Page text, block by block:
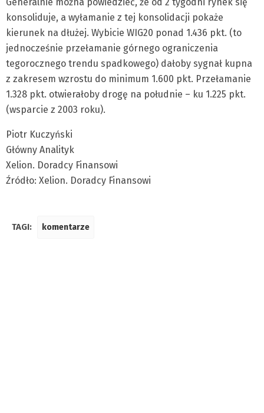
konsoliduje, a wyłamanie z tej konsolidacji pokaże
kierunek na dłużej. Wybicie WIG20 ponad 1.436 pkt. (to
jednocześnie przełamanie górnego ograniczenia
tegorocznego trendu spadkowego) dałoby sygnał kupna
z zakresem wzrostu do minimum 1.600 pkt. Przełamanie
1.328 pkt. otwierałoby drogę na południe – ku 1.225 pkt.
(wsparcie z 2003 roku).
Piotr Kuczyński
Główny Analityk
Xelion. Doradcy Finansowi
Źródło: Xelion. Doradcy Finansowi
TAGI: komentarze